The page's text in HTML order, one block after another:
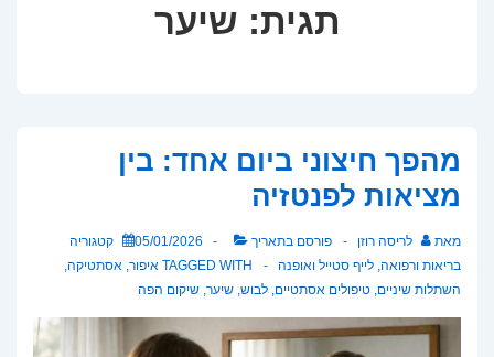
תגית: שיער
מהפך חיצוני ביום אחד: בין
מציאות לפנטזיה
מאת לריסה רוזן פורסם בתאריך 05/01/2026
קטגוריה
בריאות ורפואה, לייף סטייל ואופנה TAGGED WITH איפור, אסתטיקה,
השתלות שיניים, טיפולים אסתטיים, לבוש, שיער, שיקום הפה